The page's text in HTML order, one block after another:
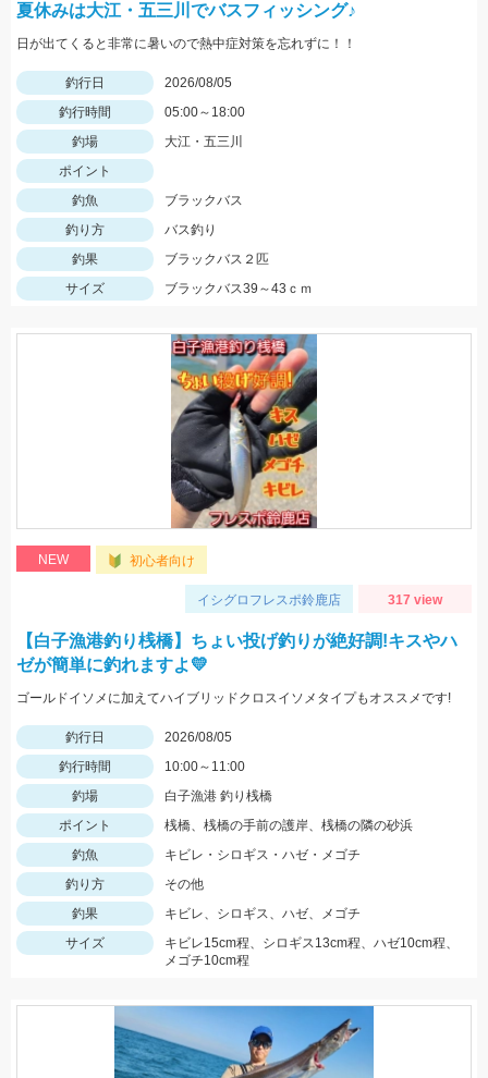
夏休みは大江・五三川でバスフィッシング♪
日が出てくると非常に暑いので熱中症対策を忘れずに！！
釣行日
2026/08/05
釣行時間
05:00～18:00
釣場
大江・五三川
ポイント
釣魚
ブラックバス
釣り方
バス釣り
釣果
ブラックバス２匹
サイズ
ブラックバス39～43ｃｍ
NEW 初心者向け
イシグロフレスポ鈴鹿店 317 view
【白子漁港釣り桟橋】ちょい投げ釣りが絶好調!キスやハ
ゼが簡単に釣れますよ💛
ゴールドイソメに加えてハイブリッドクロスイソメタイプもオススメです!
釣行日
2026/08/05
釣行時間
10:00～11:00
釣場
白子漁港 釣り桟橋
ポイント
桟橋、桟橋の手前の護岸、桟橋の隣の砂浜
釣魚
キビレ・シロギス・ハゼ・メゴチ
釣り方
その他
釣果
キビレ、シロギス、ハゼ、メゴチ
サイズ
キビレ15cm程、シロギス13cm程、ハゼ10cm程、
メゴチ10cm程